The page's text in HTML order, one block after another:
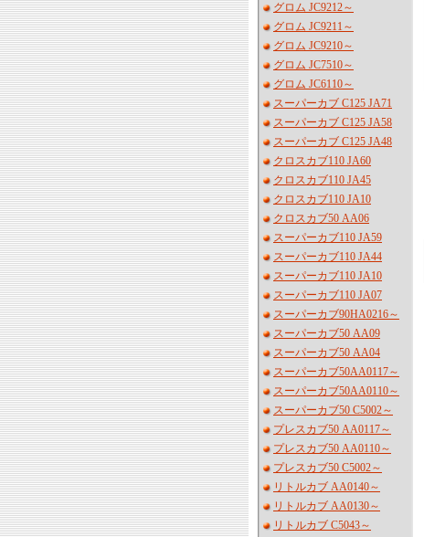
グロム JC9212～
グロム JC9211～
グロム JC9210～
グロム JC7510～
グロム JC6110～
スーパーカブ C125 JA71
スーパーカブ C125 JA58
スーパーカブ C125 JA48
クロスカブ110 JA60
クロスカブ110 JA45
クロスカブ110 JA10
クロスカブ50 AA06
スーパーカブ110 JA59
スーパーカブ110 JA44
スーパーカブ110 JA10
スーパーカブ110 JA07
スーパーカブ90HA0216～
スーパーカブ50 AA09
スーパーカブ50 AA04
スーパーカブ50AA0117～
スーパーカブ50AA0110～
スーパーカブ50 C5002～
プレスカブ50 AA0117～
プレスカブ50 AA0110～
プレスカブ50 C5002～
リトルカブ AA0140～
リトルカブ AA0130～
リトルカブ C5043～